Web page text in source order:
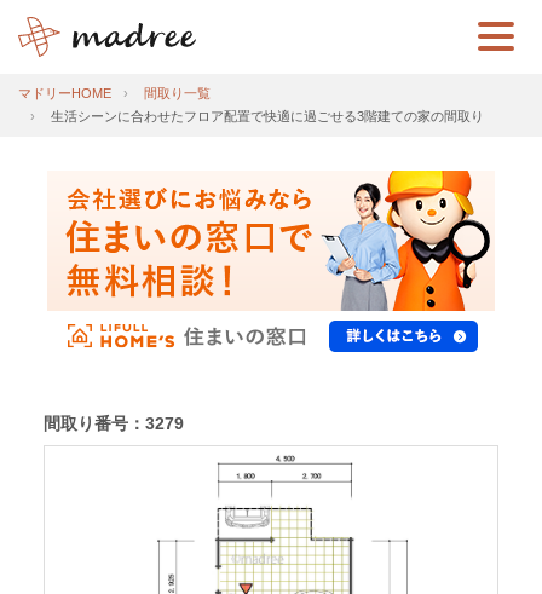
マドリーHOME
間取り一覧
生活シーンに合わせたフロア配置で快適に過ごせる3階建ての家の間取り
間取り番号：3279